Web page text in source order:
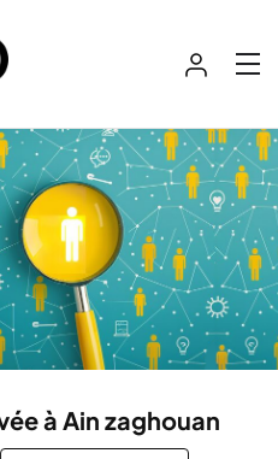
à Ain zaghouan